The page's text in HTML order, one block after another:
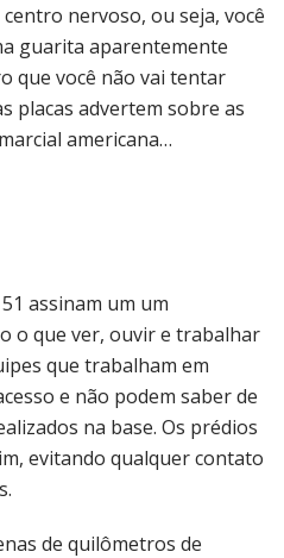
nervoso, ou seja, você
guarita aparentemente
que você não vai tentar
placas advertem sobre as
americana…
assinam um um
o que ver, ouvir e trabalhar
que trabalham em
e não podem saber de
na base. Os prédios
evitando qualquer contato
de quilômetros de